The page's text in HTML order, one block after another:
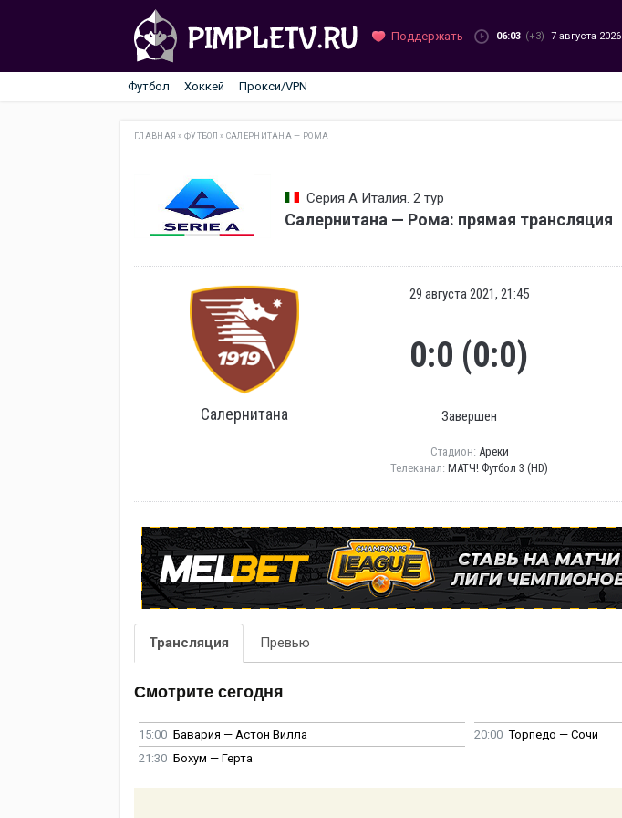
Поддержать 06:03 (+3) 7 августа 2026
Футбол Хоккей Прокси/VPN
ГЛАВНАЯ »ФУТБОЛ » САЛЕРНИТАНА — РОМА
Серия А Италия. 2 тур
Салернитана — Рома: прямая трансляция
Салернитана
29 августа 2021, 21:45
0:0 (0:0)
Завершен
Стадион: Ареки
Телеканал: МАТЧ! Футбол 3 (HD)
Трансляция Превью
Смотрите сегодня
15:00 Бавария — Астон Вилла 20:00 Торпедо — Сочи
21:30 Бохум — Герта